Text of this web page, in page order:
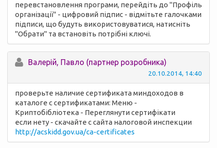
перевстановлення програми, перейдіть до "Профіль
організації" - цифровий підпис - відмітьте галочками
підписи, що будуть використовуватися, натисніть
"Обрати" та встановіть потрібні ключі.
Валерій, Павло (партнер розробника)
20.10.2014, 14:40
проверьте наличие сертификата миндоходов в
каталоге с сертификатами: Меню -
Криптобібліотека - Переглянути сертифікати
если нету - скачайте с сайта налоговой инспекции
http://acskidd.gov.ua/ca-certificates